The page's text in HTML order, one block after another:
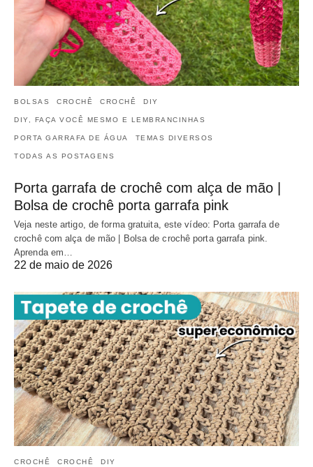
BOLSAS CROCHÊ CROCHÊ DIY
DIY, FAÇA VOCÊ MESMO E LEMBRANCINHAS
PORTA GARRAFA DE ÁGUA TEMAS DIVERSOS
TODAS AS POSTAGENS
Porta garrafa de crochê com alça de mão |
Bolsa de crochê porta garrafa pink
Veja neste artigo, de forma gratuita, este vídeo: Porta garrafa de
crochê com alça de mão | Bolsa de crochê porta garrafa pink.
Aprenda em…
22 de maio de 2026
CROCHÊ CROCHÊ DIY